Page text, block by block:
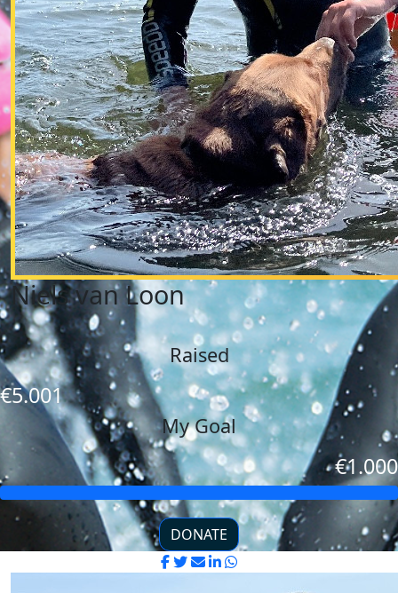
Niels van Loon
Raised
€5.001
My Goal
€1.000
DONATE